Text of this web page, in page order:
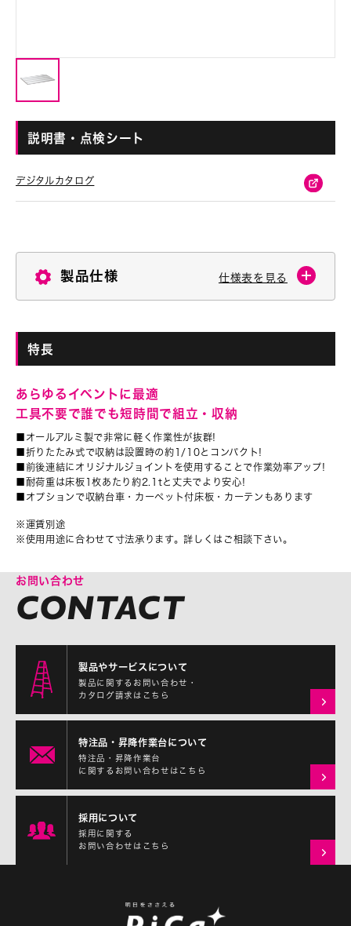
説明書・点検シート
デジタルカタログ
製品仕様 仕様表を見る
特長
あらゆるイベントに最適
工具不要で誰でも短時間で組立・収納
■オールアルミ製で非常に軽く作業性が抜群!
■折りたたみ式で収納は設置時の約1/10とコンパクト!
■前後連結にオリジナルジョイントを使用することで作業効率アップ!
■耐荷重は床板1枚あたり約2.1tと丈夫でより安心!
■オプションで収納台車・カーペット付床板・カーテンもあります
※運賃別途
※使用用途に合わせて寸法承ります。詳しくはご相談下さい。
お問い合わせ
製品やサービスについて
製品に関するお問い合わせ・
カタログ請求はこちら
特注品・昇降作業台について
特注品・昇降作業台
に関するお問い合わせはこちら
採用について
採用に関する
お問い合わせはこちら